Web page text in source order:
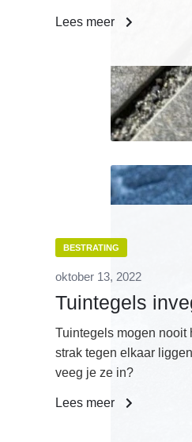
Lees meer
BESTRATING
oktober 13, 2022
Tuintegels
Tuintegels mogen nooit
strak tegen elkaar
veeg je ze in?
Lees meer